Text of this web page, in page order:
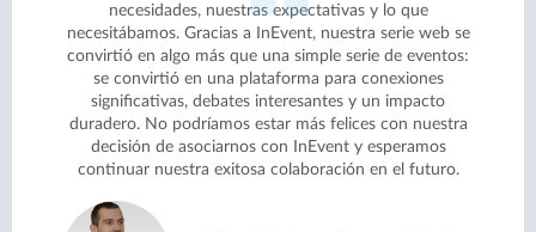
necesidades, nuestras expectativas y lo que
necesitábamos. Gracias a InEvent, nuestra serie web se
convirtió en algo más que una simple serie de eventos:
se convirtió en una plataforma para conexiones
significativas, debates interesantes y un impacto
duradero. No podríamos estar más felices con nuestra
decisión de asociarnos con InEvent y esperamos
continuar nuestra exitosa colaboración en el futuro.